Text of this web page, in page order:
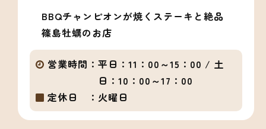
BBQチャンピオンが焼くステーキと絶品
篠島牡蠣のお店
営業時間： 平日：11：00～15：00 / 土
日：10：00～17：00
定休日 ： 火曜日